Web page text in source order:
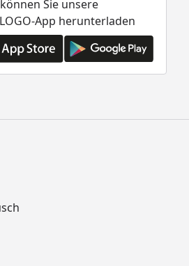
Sie unsere
App herunterladen